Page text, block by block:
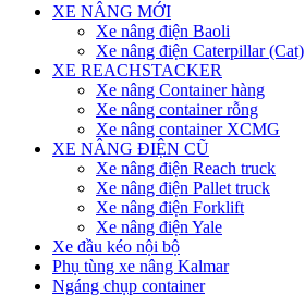
XE NÂNG MỚI
Xe nâng điện Baoli
Xe nâng điện Caterpillar (Cat)
XE REACHSTACKER
Xe nâng Container hàng
Xe nâng container rỗng
Xe nâng container XCMG
XE NÂNG ĐIỆN CŨ
Xe nâng điện Reach truck
Xe nâng điện Pallet truck
Xe nâng điện Forklift
Xe nâng điện Yale
Xe đầu kéo nội bộ
Phụ tùng xe nâng Kalmar
Ngáng chụp container